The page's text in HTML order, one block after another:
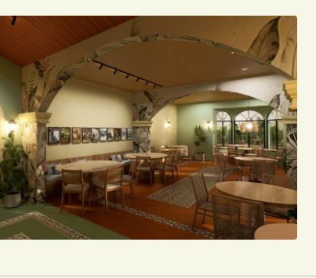
artística como Sr. Coimbra e prepara
lançamento de EP solo